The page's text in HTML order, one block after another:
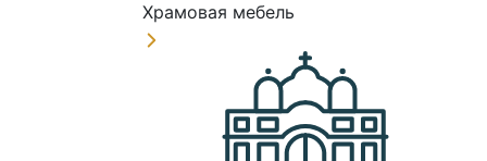
Храмовая мебель